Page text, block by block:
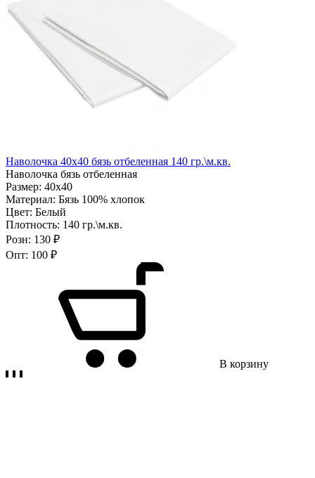
Наволочка 40х40 бязь отбеленная 140 гр.\м.кв.
Наволочка бязь отбеленная
Размер: 40х40
Материал: Бязь 100% хлопок
Цвет: Белый
Плотность: 140 гр.\м.кв.
Розн: 130 ₽
Опт: 100 ₽
В корзину